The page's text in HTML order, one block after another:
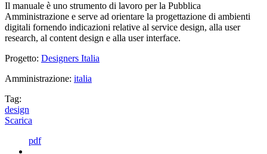
Il manuale è uno strumento di lavoro per la Pubblica
Amministrazione e serve ad orientare la progettazione di ambienti
digitali fornendo indicazioni relative al service design, alla user
research, al content design e alla user interface.
Progetto: Designers Italia
Amministrazione: italia
Tag:
design
Scarica
pdf